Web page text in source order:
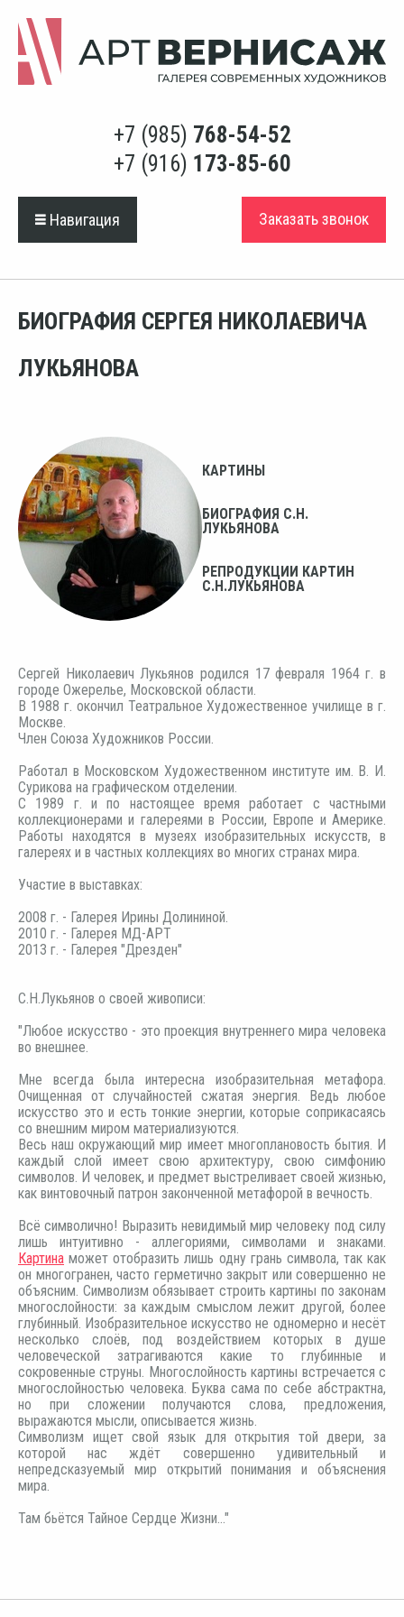
+7 (985) 768-54-52
+7 (916) 173-85-60
Навигация Заказать звонок
БИОГРАФИЯ СЕРГЕЯ НИКОЛАЕВИЧА
ЛУКЬЯНОВА
КАРТИНЫ
БИОГРАФИЯ С.Н.
ЛУКЬЯНОВА
РЕПРОДУКЦИИ КАРТИН
С.Н.ЛУКЬЯНОВА
Сергей Николаевич Лукьянов родился 17 февраля 1964 г. в
городе Ожерелье, Московской области.
В 1988 г. окончил Театральное Художественное училище в г.
Москве.
Член Союза Художников России.
Работал в Московском Художественном институте им. В. И.
Сурикова на графическом отделении.
С 1989 г. и по настоящее время работает с частными
коллекционерами и галереями в России, Европе и Америке.
Работы находятся в музеях изобразительных искусств, в
галереях и в частных коллекциях во многих странах мира.
Участие в выставках:
2008 г. - Галерея Ирины Долининой.
2010 г. - Галерея МД-АРТ
2013 г. - Галерея "Дрезден"
С.Н.Лукьянов о своей живописи:
"Любое искусство - это проекция внутреннего мира человека
во внешнее.
Мне всегда была интересна изобразительная метафора.
Очищенная от случайностей сжатая энергия. Ведь любое
искусство это и есть тонкие энергии, которые соприкасаясь
со внешним миром материализуются.
Весь наш окружающий мир имеет многоплановость бытия. И
каждый слой имеет свою архитектуру, свою симфонию
символов. И человек, и предмет выстреливает своей жизнью,
как винтовочный патрон законченной метафорой в вечность.
Всё символично! Выразить невидимый мир человеку под силу
лишь интуитивно - аллегориями, символами и знаками.
Картина может отобразить лишь одну грань символа, так как
он многогранен, часто герметично закрыт или совершенно не
объясним. Символизм обязывает строить картины по законам
многослойности: за каждым смыслом лежит другой, более
глубинный. Изобразительное искусство не одномерно и несёт
несколько слоёв, под воздействием которых в душе
человеческой затрагиваются какие то глубинные и
сокровенные струны. Многослойность картины встречается с
многослойностью человека. Буква сама по себе абстрактна,
но при сложении получаются слова, предложения,
выражаются мысли, описывается жизнь.
Символизм ищет свой язык для открытия той двери, за
которой нас ждёт совершенно удивительный и
непредсказуемый мир открытий понимания и объяснения
мира.
Там бьётся Тайное Сердце Жизни..."